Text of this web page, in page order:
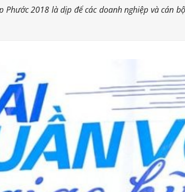
Phước 2018 là dịp để các doanh nghiệp và cán